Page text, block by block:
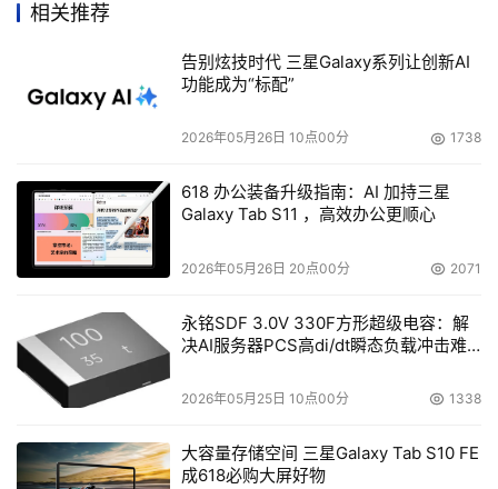
相关推荐
告别炫技时代 三星Galaxy系列让创新AI
功能成为“标配”
2026年05月26日 10点00分 1738
618 办公装备升级指南：AI 加持三星
Galaxy Tab S11 ，高效办公更顺心
2026年05月26日 20点00分 2071
永铭SDF 3.0V 330F方形超级电容：解
决AI服务器PCS高di/dt瞬态负载冲击难
2026年05月25日 10点00分 1338
大容量存储空间 三星Galaxy Tab S10 FE
成618必购大屏好物